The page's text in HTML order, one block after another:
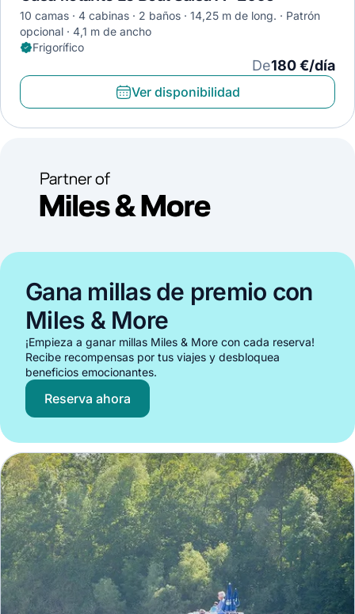
10 camas 4 cabinas 2 baños 14,25 m de long.
Patrón
opcional
4,1 m de ancho
Frigorífico
De180 €/día
Ver disponibilidad
Gana millas de premio con
Miles & More
¡Empieza a ganar millas Miles & More con cada reserva!
Recibe recompensas por tus viajes y desbloquea
beneficios emocionantes.
Reserva ahora